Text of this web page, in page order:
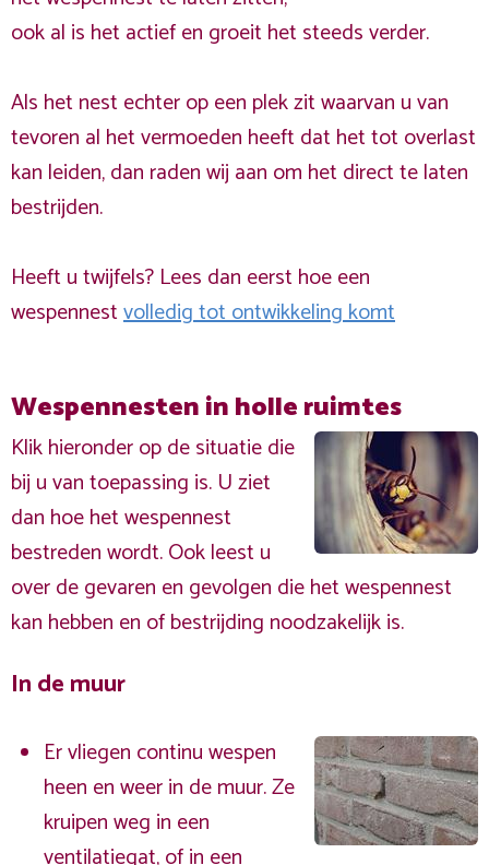
ook al is het actief en groeit het steeds verder.
Als het nest echter op een plek zit waarvan u van
tevoren al het vermoeden heeft dat het tot overlast
kan leiden, dan raden wij aan om het direct te laten
bestrijden.
Heeft u twijfels? Lees dan eerst hoe een
wespennestvolledig tot ontwikkeling komt
Wespennesten in holle ruimtes
Klik hieronder op de situatie die
bij u van toepassing is. U ziet
dan hoe het wespennest
bestreden wordt. Ook leest u
over de gevaren en gevolgen die het wespennest
kan hebben en of bestrijding noodzakelijk is.
In de muur
Er vliegen continu wespen
heen en weer in de muur. Ze
kruipen weg in een